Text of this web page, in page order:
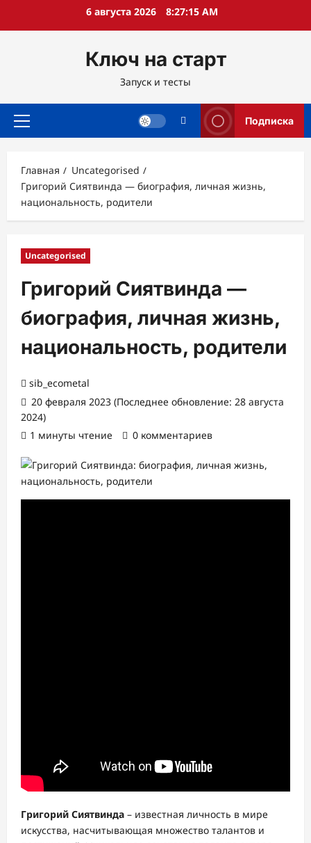
6 августа 2026 8:27:16 AM
Ключ на старт
Запуск и тесты
Основное
Подписка
Главная
Uncategorised
Григорий Сиятвинда — биография, личная жизнь,
национальность, родители
Uncategorised
Григорий Сиятвинда —
биография, личная жизнь,
национальность, родители
sib_ecometal
20 февраля 2023 (Последнее обновление: 28 августа
2024)
1 минуты чтение
0 комментариев
Григорий Сиятвинда – известная личность в мире
искусства, насчитывающая множество талантов и